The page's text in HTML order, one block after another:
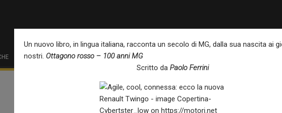
NOLEGGIO LIBRERIA SUPERCAR EVENTI
Un nuovo libro, in lingua italiana, racconta un secolo di MG, dalla sua nascita ai
nostri. Ottagono rosso – 100 anni MG
Scritto da Paolo Ferrini